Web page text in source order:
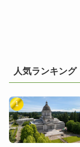
人気ランキング